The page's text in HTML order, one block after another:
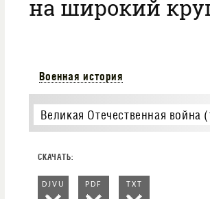
на широкий
Военная история
Великая Отечественная война
DJVU PDF TXT